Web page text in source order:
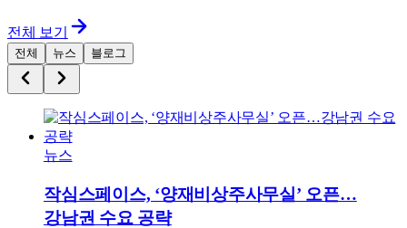
전체 보기
전체 뉴스 블로그
뉴스
작심스페이스, ‘양재비상주사무실’ 오픈…
강남권 수요 공략